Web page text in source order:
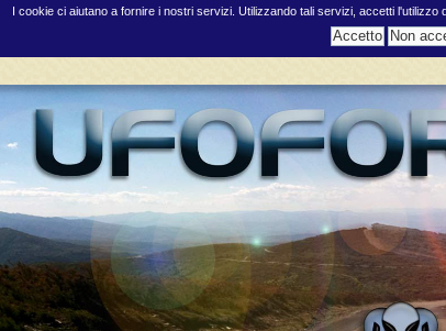
I cookie ci aiutano a fornire i nostri servizi. Utilizzando tali servizi, accetti l'utilizzo